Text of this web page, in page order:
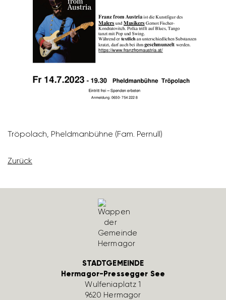
Tröpo­lach, Pheld­man­bühne (Fam. Pernull)
Zurück
STADTGEMEINDE
Hermagor-Pressegger See
Wulfe­nia­platz 1
9620 Hermagor